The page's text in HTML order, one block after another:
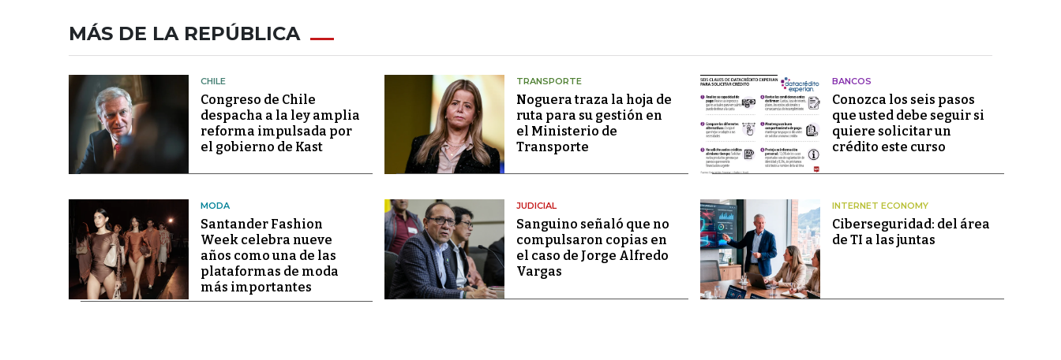
MÁS DE LA REPÚBLICA
CHILE
Congreso de Chile
despacha a la ley amplia
reforma impulsada por
el gobierno de Kast
TRANSPORTE
Noguera traza la hoja de
ruta para su gestión en
el Ministerio de
Transporte
BANCOS
Conozca los seis pasos
que usted debe seguir si
quiere solicitar un
crédito este curso
MODA
Santander Fashion
Week celebra nueve
años como una de las
plataformas de moda
más importantes
JUDICIAL
Sanguino señaló que no
compulsaron copias en
el caso de Jorge Alfredo
Vargas
INTERNET ECONOMY
Ciberseguridad: del área
de TI a las juntas